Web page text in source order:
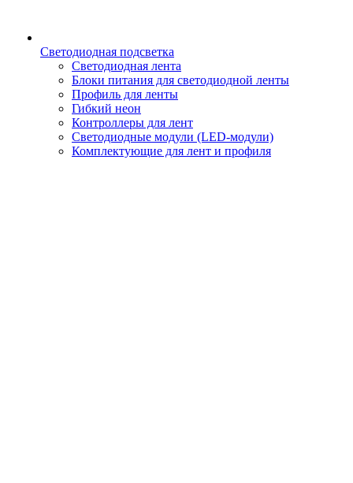
Светодиодная подсветка
Светодиодная лента
Блоки питания для светодиодной ленты
Профиль для ленты
Гибкий неон
Контроллеры для лент
Светодиодные модули (LED-модули)
Комплектующие для лент и профиля